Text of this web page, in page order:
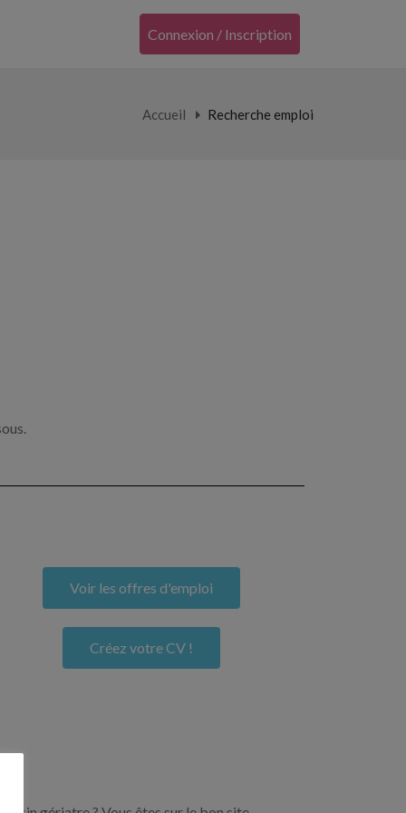
Connexion / Inscription
Accueil Recherche emploi
Voir les offres d'emploi
Créez votre CV !